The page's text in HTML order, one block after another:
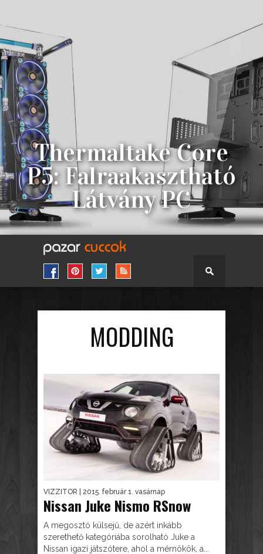
Thermaltake Core
P5: Falraakasztható
Látvány PC
MODDING
VIZZITOR | 2015. február 1. vasárnap
Nissan Juke Nismo RSnow
A megosztó külsejű, de azért inkább
szerethető kategóriába sorolható Juke a
Nissan igazi játszótere, ahol a mérnökök, a...